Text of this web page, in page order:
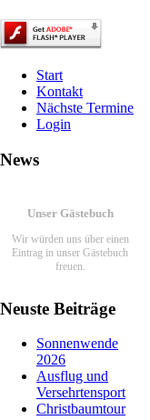
Start
Kontakt
Nächste Termine
Login
News
Unser Gästebuch
Wir würden uns über einen
Eintrag in unser Gästebuch
freuen.
Aktivitäten
100 Jahre TVS 1914 – unser
100.Stiftungsfest
Bericht lesen
Neuste Beiträge
Sonnenwende
2026
Ausflug und
Versehrtensport
Christbaumtour